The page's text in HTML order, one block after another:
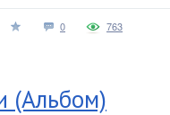
0 763
(Альбом)